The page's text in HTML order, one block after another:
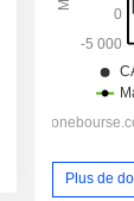
Plus de